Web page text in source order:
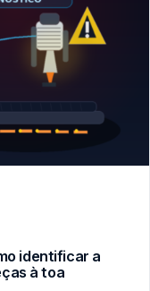
identificar a
à toa